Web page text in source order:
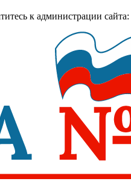
к администрации сайта: